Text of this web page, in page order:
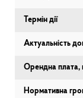
Термін дії
Актуальність
Орендна плата,
Нормативна